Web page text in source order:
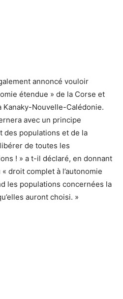
annoncé vouloir
étendue » de la Corse et
Kanaky-Nouvelle-Calédonie.
avec un principe
des populations et de la
de toutes les
! » a t-il déclaré, en donnant
droit complet à l’autonomie
les populations concernées la
auront choisi. »